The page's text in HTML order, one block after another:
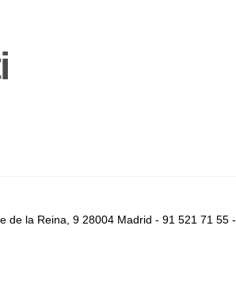
de la Reina, 9 28004 Madrid - 91 521 71 55 -